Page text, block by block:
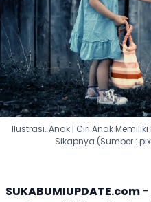
Ilustrasi. Anak | Ciri Anak
Sikapnya (Sumber :
SUKABUMIUPDATE.com -